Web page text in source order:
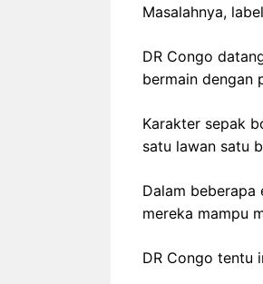
Masalahnya,
DR Congo
bermain dengan
Karakter sepak
satu lawan satu
Dalam
mereka mampu
DR Congo tentu